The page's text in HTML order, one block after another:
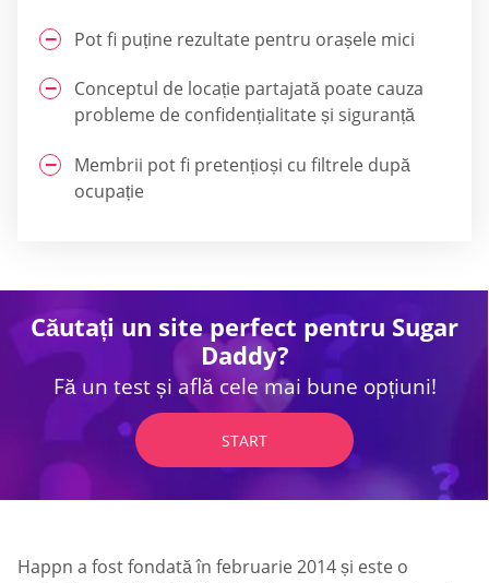
Pot fi puține rezultate pentru orașele mici
Conceptul de locație partajată poate cauza
probleme de confidențialitate și siguranță
Membrii pot fi pretențioși cu filtrele după
ocupație
Căutați un site perfect pentru Sugar
Daddy?
Fă un test și află cele mai bune opțiuni!
START
Happn a fost fondată în februarie 2014 și este o